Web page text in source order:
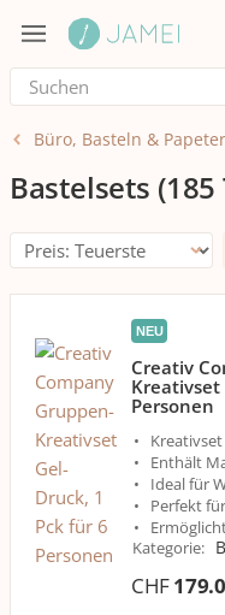
Büro, Basteln &
Bastelsets
NEU
Creativ
Kreativset
Personen
Enthält
Ideal für
Perfekt
Kategorie:
CHF